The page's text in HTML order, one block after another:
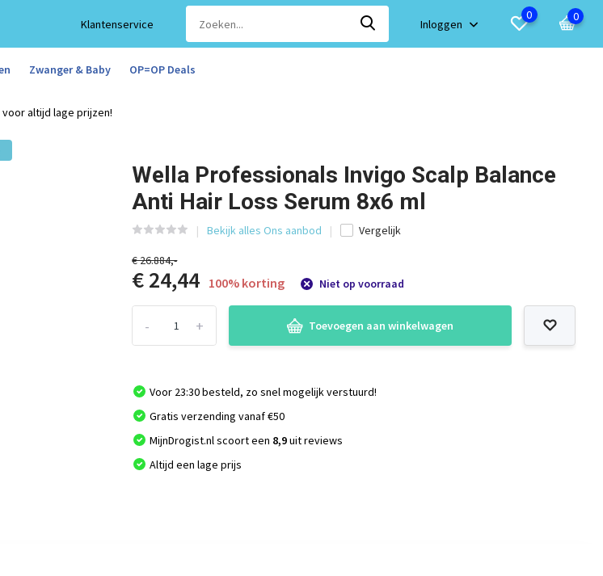
Klantenservice Inloggen
0 0
Zwanger & Baby OP=OP Deals
altijd lage prijzen!
Wella Professionals Invigo Scalp Balance
Anti Hair Loss Serum 8x6 ml
Bekijk alles Ons aanbod Vergelijk
€ 26.884,-
€ 24,44 100% korting Niet op voorraad
+
- Toevoegen aan winkelwagen
Voor 23:30 besteld, zo snel mogelijk verstuurd!
Gratis verzending vanaf €50
MijnDrogist.nl scoort een 8,9uit reviews
Altijd een lage prijs